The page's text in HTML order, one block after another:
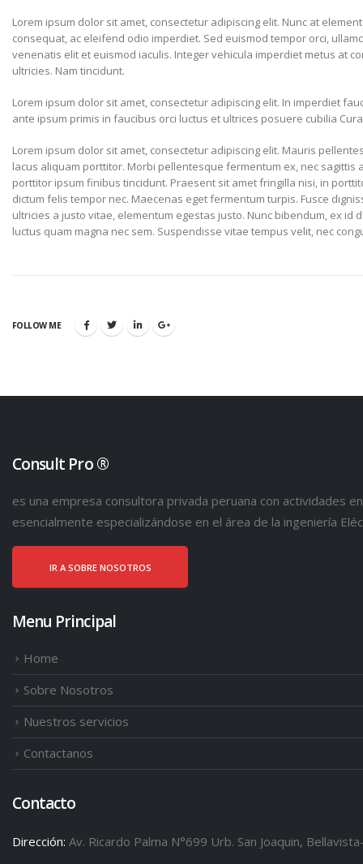
Lorem ipsum dolor sit amet, consectetur adipiscing elit. Nunc at
consequat, ac eleifend odio imperdiet. Sed euismod tempor orci,
venenatis elit et euismod iaculis. Integer vehicula imperdiet metus at
ultricies. Nam tincidunt.
Lorem ipsum dolor sit amet, consectetur adipiscing elit. In imperdiet
ante ipsum primis in faucibus orci luctus et ultrices posuere cubilia
Lorem ipsum dolor sit amet, consectetur adipiscing elit. Mauris
lacus aliquam porttitor. Morbi pellentesque fermentum ex, nec sagittis
porttitor ipsum finibus tincidunt. Praesent sit amet fringilla nisi, in
dictum felis tempor nec. Maecenas eget fermentum turpis. Fusce
ultricies a justo vitae, elementum egestas justo. Nunc bibendum, ex id
luctus quam magna nec sem. Suspendisse vitae tempus velit, nec
FOLLOW ME
Consult Pro ®
es una empresa consultora privada peruana con actividades
esencialmente especializándose en el área de la ingeniería
IR A SOBRE NOSOTROS
Menu Principal
Home
Sobre Nosotros
Nuestros servicios
Contactanos
Contacto
Dirección: Av. Ricardo Palma N°699 Urb. San Joaquin,